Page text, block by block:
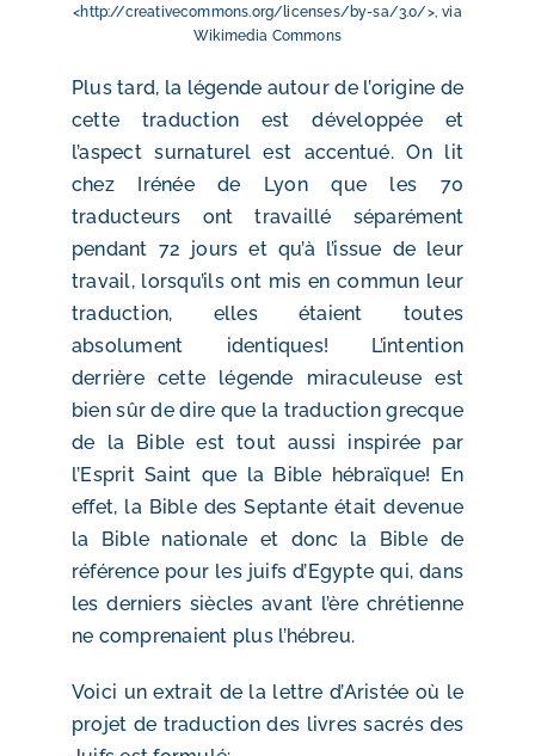
<http://creativecommons.org/licenses/by-sa/3.0/>, via
Wikimedia Commons
Plus tard, la légende autour de l’origine de
cette traduction est développée et
l’aspect surnaturel est accentué. On lit
chez Irénée de Lyon que les 70
traducteurs ont travaillé séparément
pendant 72 jours et qu’à l’issue de leur
travail, lorsqu’ils ont mis en commun leur
traduction, elles étaient toutes
absolument identiques! L’intention
derrière cette légende miraculeuse est
bien sûr de dire que la traduction grecque
de la Bible est tout aussi inspirée par
l’Esprit Saint que la Bible hébraïque! En
effet, la Bible des Septante était devenue
la Bible nationale et donc la Bible de
référence pour les juifs d’Egypte qui, dans
les derniers siècles avant l’ère chrétienne
ne comprenaient plus l’hébreu.
Voici un extrait de la lettre d’Aristée où le
projet de traduction des livres sacrés des